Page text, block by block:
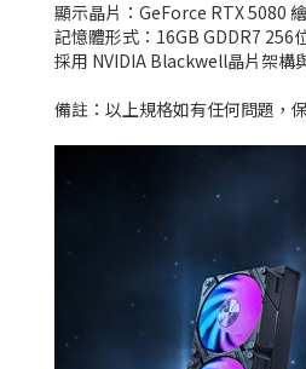
顯示晶片：GeForce RTX 5080
記憶體形式：16GB GDDR7 256
採用 NVIDIA Blackwell晶片架構
備註：以上規格如有任何問題，